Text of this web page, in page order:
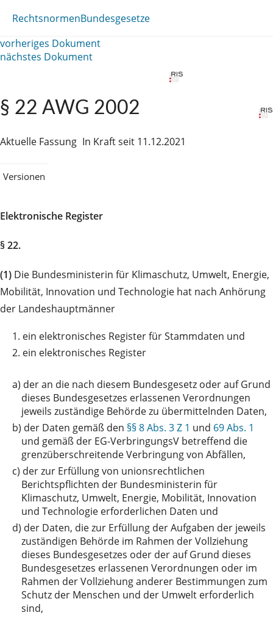
RechtsnormenBundesgesetze
vorheriges Dokument
nächstes Dokument
§ 22 AWG 2002
Aktuelle Fassung In Kraft seit 11.12.2021
Versionen
Elektronische Register
§ 22.
(1) Die Bundesministerin für Klimaschutz, Umwelt, Energie,
Mobilität, Innovation und Technologie hat nach Anhörung
der Landeshauptmänner
1. ein elektronisches Register für Stammdaten und
2. ein elektronisches Register
a) der an die nach diesem Bundesgesetz oder auf Grund
dieses Bundesgesetzes erlassenen Verordnungen
jeweils zuständige Behörde zu übermittelnden Daten,
b) der Daten gemäß den §§ 8 Abs. 3 Z 1 und 69 Abs. 1
und gemäß der EG-VerbringungsV betreffend die
grenzüberschreitende Verbringung von Abfällen,
c) der zur Erfüllung von unionsrechtlichen
Berichtspflichten der Bundesministerin für
Klimaschutz, Umwelt, Energie, Mobilität, Innovation
und Technologie erforderlichen Daten und
d) der Daten, die zur Erfüllung der Aufgaben der jeweils
zuständigen Behörde im Rahmen der Vollziehung
dieses Bundesgesetzes oder der auf Grund dieses
Bundesgesetzes erlassenen Verordnungen oder im
Rahmen der Vollziehung anderer Bestimmungen zum
Schutz der Menschen und der Umwelt erforderlich
sind,